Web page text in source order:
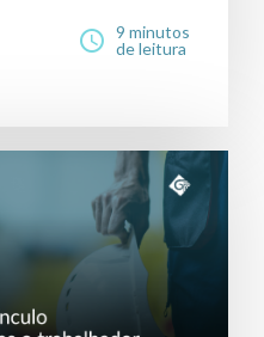
9 minutos
de leitura